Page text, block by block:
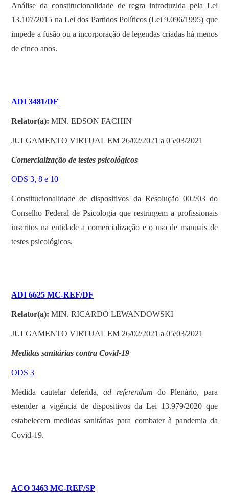
Análise da constitucionalidade de regra introduzida pela Lei
13.107/2015 na Lei dos Partidos Políticos (Lei 9.096/1995) que
impede a fusão ou a incorporação de legendas criadas há menos
de cinco anos.
ADI 3481/DF
Relator(a): MIN. EDSON FACHIN
JULGAMENTO VIRTUAL EM 26/02/2021 a 05/03/2021
Comercialização de testes psicológicos
ODS 3, 8 e 10
Constitucionalidade de dispositivos da Resolução 002/03 do
Conselho Federal de Psicologia que restringem a profissionais
inscritos na entidade a comercialização e o uso de manuais de
testes psicológicos.
ADI 6625 MC-REF/DF
Relator(a): MIN. RICARDO LEWANDOWSKI
JULGAMENTO VIRTUAL EM 26/02/2021 a 05/03/2021
Medidas sanitárias contra Covid-19
ODS 3
Medida cautelar deferida,ad referendum do Plenário, para
estender a vigência de dispositivos da Lei 13.979/2020 que
estabelecem medidas sanitárias para combater à pandemia da
Covid-19.
ACO 3463 MC-REF/SP